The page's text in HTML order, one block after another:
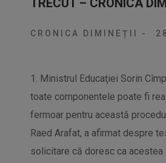
TRECUT – CRONICA
CRONICA DIMINEȚII -
1. Ministrul Educaţiei Sorin
toate componentele poate fi
fermoar pentru această
Raed Arafat, a afirmat despre
solicitare că doresc ca